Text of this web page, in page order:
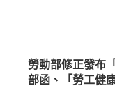
勞動部修正發布
部函、「勞工健